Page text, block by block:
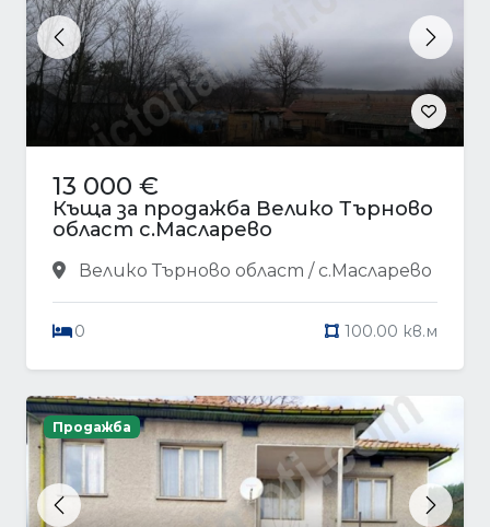
Previous Next
13 000 €
Къща за продажба Велико Търново
област с.Масларево
Велико Търново област / с.Масларево
0 100.00 кв.м
Previous Next
Продажба